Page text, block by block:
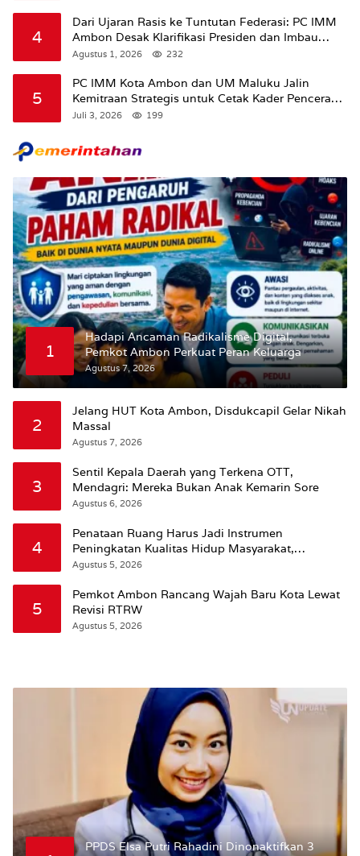
4
Dari Ujaran Rasis ke Tuntutan Federasi: PC IMM
Ambon Desak Klarifikasi Presiden dan Imbau
Tunda Pengibaran Bendera Merah Putih Di
Agustus 1, 2026 232
5
PC IMM Kota Ambon dan UM Maluku Jalin
Kemitraan Strategis untuk Cetak Kader Pencerah
Bangsa “Membangun Peradaban dari Kampus”
Juli 3, 2026 199
1
Hadapi Ancaman Radikalisme Digital,
Pemkot Ambon Perkuat Peran Keluarga
Agustus 7, 2026
2
Jelang HUT Kota Ambon, Disdukcapil Gelar Nikah
Massal
Agustus 7, 2026
3
Sentil Kepala Daerah yang Terkena OTT,
Mendagri: Mereka Bukan Anak Kemarin Sore
Agustus 6, 2026
4
Penataan Ruang Harus Jadi Instrumen
Peningkatan Kualitas Hidup Masyarakat,
Wattimena: Revisi RT-RW Ditetapkan Pemkot
Agustus 5, 2026
5
Pemkot Ambon Rancang Wajah Baru Kota Lewat
Revisi RTRW
Agustus 5, 2026
PPDS Elsa Putri Rahadini Dinonaktifkan 3